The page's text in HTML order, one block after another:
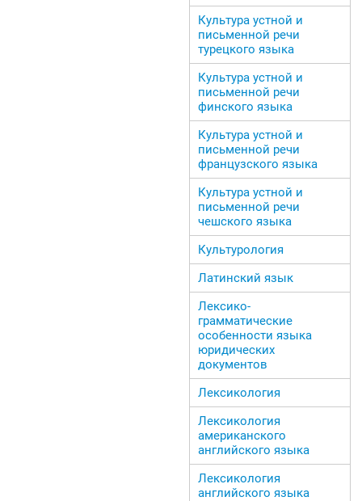
Культура устной и
письменной речи
турецкого языка
Культура устной и
письменной речи
финского языка
Культура устной и
письменной речи
французского языка
Культура устной и
письменной речи
чешского языка
Культурология
Латинский язык
Лексико-
грамматические
особенности языка
юридических
документов
Лексикология
Лексикология
американского
английского языка
Лексикология
английского языка